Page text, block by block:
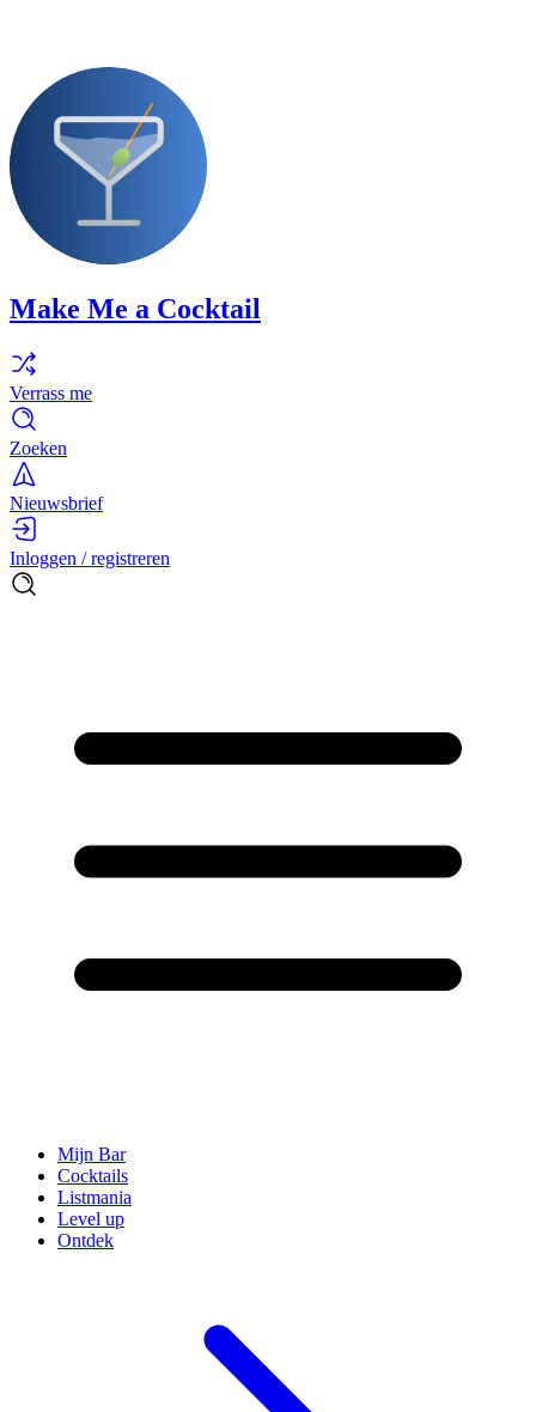
Make Me a Cocktail
Verrass me
Zoeken
Nieuwsbrief
Inloggen / registreren
Mijn Bar
Cocktails
Listmania
Level up
Ontdek